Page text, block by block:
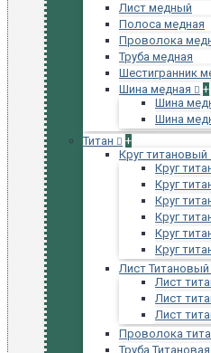
Лист медный
Полоса медная
Проволока
Труба медная
Шестигранник
Шина медная
+
Шина
Шина
Титан
+
Круг титановый
Круг
Круг
Круг
Круг
Круг
Круг
Лист Титановый
Лист
Лист
Лист
Проволока
Труба Титановая